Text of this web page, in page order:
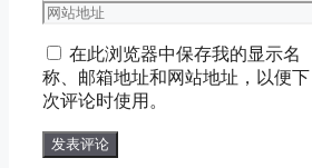
子
箱
地
址
网
地
址
在此浏览器中保存我的显示名
称、邮箱地址和网站地址，以便下
次评论时使用。